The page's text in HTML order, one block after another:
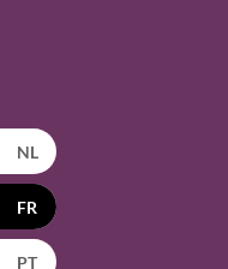
NL
FR
PT